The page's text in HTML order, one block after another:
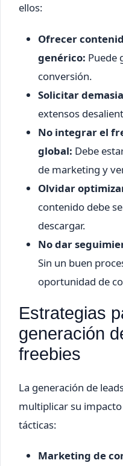
ellos:
Ofrecer
genérico: Puede
conversión.
Solicitar
extensos
No integrar el
global: Debe
de marketing y
Olvidar
contenido debe
descargar.
No dar
Sin un buen
oportunidad de
Estrategias
generación
freebies
La generación de
multiplicar su
tácticas:
Marketing de